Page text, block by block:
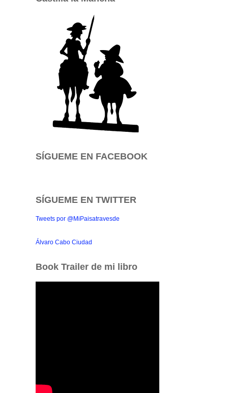
SÍGUEME EN FACEBOOK
SÍGUEME EN TWITTER
Tweets por @MiPaisatravesde
Álvaro Cabo Ciudad
Book Trailer de mi libro